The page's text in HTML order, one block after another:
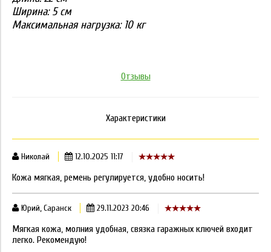
Ширина: 5см
Максимальная нагрузка: 10 кг
Отзывы
Характеристики
Николай 12.10.2025 11:17
Кожа мягкая, ремень регулируется, удобно носить!
Юрий, Саранск 29.11.2023 20:46
Мягкая кожа, молния удобная, связка гаражных ключей входит
легко. Рекомендую!